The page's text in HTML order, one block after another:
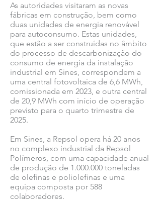
As autoridades visitaram as novas
fábricas em construção, bem como
duas unidades de energia renovável
para autoconsumo. Estas unidades,
que estão a ser construídas no âmbito
do processo de descarbonização do
consumo de energia da instalação
industrial em Sines, correspondem a
uma central fotovoltaica de 6,6 MWh,
comissionada em 2023, e outra central
de 20,9 MWh com início de operação
previsto para o quarto trimestre de
2025.
Em Sines, a Repsol opera há 20 anos
no complexo industrial da Repsol
Polímeros, com uma capacidade anual
de produção de 1.000.000 toneladas
de olefinas e poliolefinas e uma
equipa composta por 588
colaboradores.